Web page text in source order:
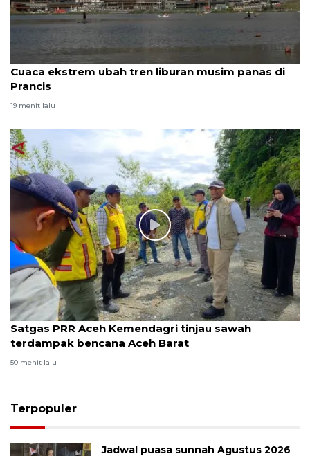
Cuaca ekstrem ubah tren liburan musim panas di
Prancis
19 menit lalu
Satgas PRR Aceh Kemendagri tinjau sawah
terdampak bencana Aceh Barat
50 menit lalu
Terpopuler
Jadwal puasa sunnah Agustus 2026